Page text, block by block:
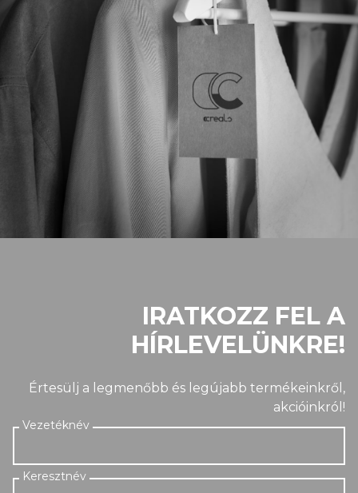
IRATKOZZ FEL A
HÍRLEVELÜNKRE!
Értesülj a legmenőbb és legújabb termékeinkről,
akcióinkról!